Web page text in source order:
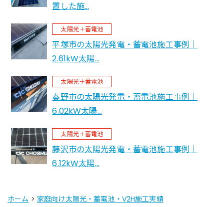
置した施…
太陽光＋蓄電池
平塚市の太陽光発電・蓄電池施工事例｜
2.61kW太陽…
太陽光＋蓄電池
秦野市の太陽光発電・蓄電池施工事例｜
6.02kW太陽…
太陽光＋蓄電池
藤沢市の太陽光発電・蓄電池施工事例｜
6.12kW太陽…
ホーム > 家庭向け太陽光・蓄電池・V2H施工実績